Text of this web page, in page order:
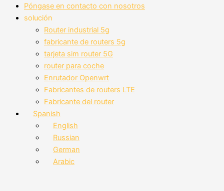
Póngase en contacto con nosotros
solución
Router industrial 5g
fabricante de routers 5g
tarjeta sim router 5G
router para coche
Enrutador Openwrt
Fabricantes de routers LTE
Fabricante del router
Spanish
English
Russian
German
Arabic